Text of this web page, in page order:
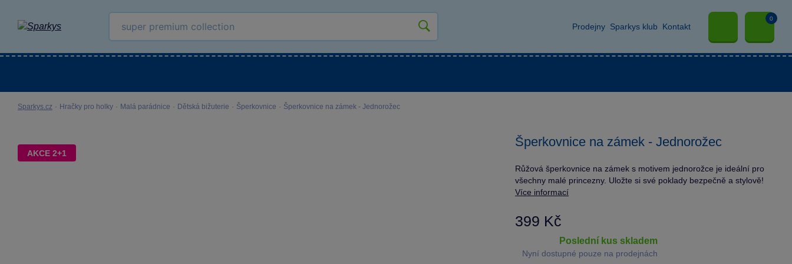
Prodejny Sparkys klub Kontakt
0
Sparkys.cz · Hračky pro holky · Malá parádnice · Dětská bižuterie · Šperkovnice · Šperkovnice na zámek - Jednorožec
AKCE 2+1
Šperkovnice na zámek - Jednorožec
Růžová šperkovnice na zámek s motivem jednorožce je ideální pro
všechny malé princezny. Uložte si své poklady bezpečně a stylově!
Více informací
399 Kč
poslední kus skladem
Nyní dostupné pouze na prodejnách